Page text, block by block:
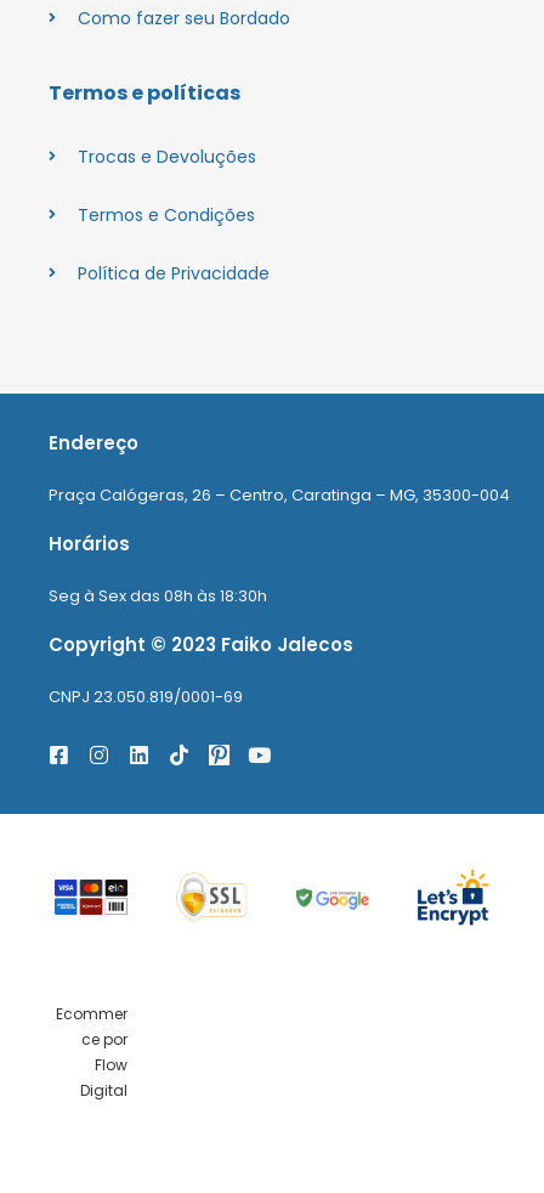
Como fazer seu Bordado
Termos e políticas
Trocas e Devoluções
Termos e Condições
Política de Privacidade
Endereço
Praça Calógeras, 26 – Centro, Caratinga – MG, 35300-004
Horários
Seg à Sex das 08h às 18:30h
Copyright © 2023 Faiko Jalecos
CNPJ 23.050.819/0001-69
Ecommer
ce por
Flow
Digital